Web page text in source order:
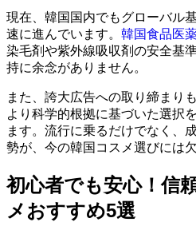
現在、韓国国内でもグローバル
速に進んでいます。 韓国食品医
染毛剤や紫外線吸収剤の安全基
持に余念がありません。
また、誇大広告への取り締まり
より科学的根拠に基づいた選択
ます。流行に乗るだけでなく、
勢が、今の韓国コスメ選びには
初心者でも安心！信
メおすすめ5選